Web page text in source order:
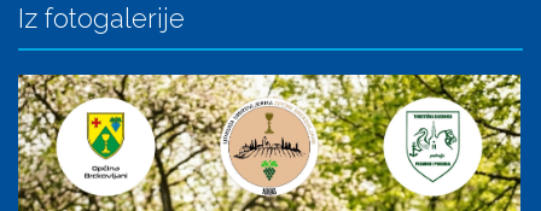
Iz fotogalerije